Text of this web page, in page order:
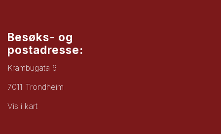
Besøks- og
postadresse:
Krambugata 6
7011 Trondheim
Vis i kart